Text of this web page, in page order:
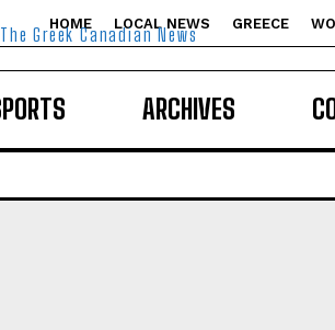
HOME LOCAL NEWS GREECE
Greek Canadian News
ARCHIVES